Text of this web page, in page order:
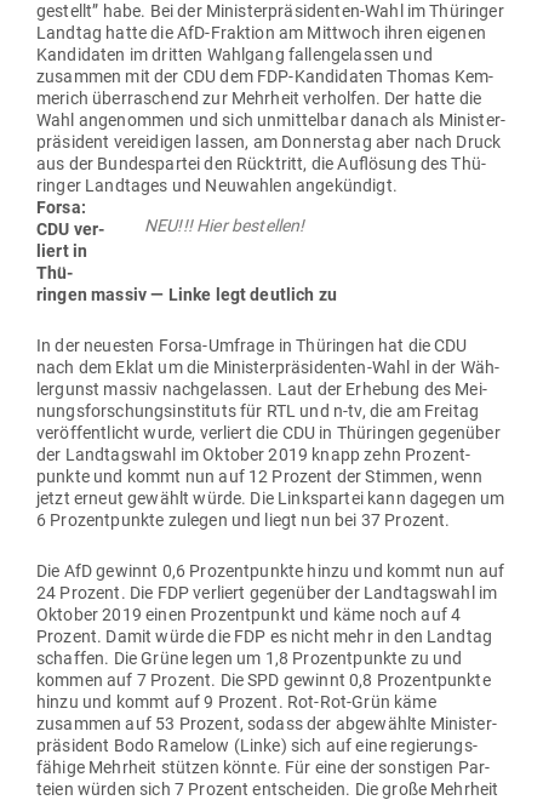
gestellt” habe. Bei der Minis­ter­prä­si­denten-Wahl im Thü­ringer
Landtag hatte die AfD-Fraktion am Mittwoch ihren eigenen
Kan­di­daten im dritten Wahlgang fal­len­ge­lassen und
zusammen mit der CDU dem FDP-Kan­di­daten Thomas Kem­
merich über­ra­schend zur Mehrheit ver­holfen. Der hatte die
Wahl ange­nommen und sich unmit­telbar danach als Minis­ter­
prä­sident ver­ei­digen lassen, am Don­nerstag aber nach Druck
aus der Bun­des­partei den Rück­tritt, die Auf­lösung des Thü­
ringer Land­tages und Neu­wahlen angekündigt.
NEU!!! Hier bestellen!
Forsa:
CDU ver­
liert in
Thü­
ringen massiv — Linke legt deutlich zu
In der neu­esten Forsa-Umfrage in Thü­ringen hat die CDU
nach dem Eklat um die Minis­ter­prä­si­denten-Wahl in der Wäh­
ler­gunst massiv nach­ge­lassen. Laut der Erhebung des Mei­
nungs­for­schungs­in­stituts für RTL und n‑tv, die am Freitag
ver­öf­fent­licht wurde, ver­liert die CDU in Thü­ringen gegenüber
der Land­tagswahl im Oktober 2019 knapp zehn Pro­zent­
punkte und kommt nun auf 12 Prozent der Stimmen, wenn
jetzt erneut gewählt würde. Die Links­partei kann dagegen um
6 Pro­zent­punkte zulegen und liegt nun bei 37 Prozent.
Die AfD gewinnt 0,6 Pro­zent­punkte hinzu und kommt nun auf
24 Prozent. Die FDP ver­liert gegenüber der Land­tagswahl im
Oktober 2019 einen Pro­zent­punkt und käme noch auf 4
Prozent. Damit würde die FDP es nicht mehr in den Landtag
schaffen. Die Grüne legen um 1,8 Pro­zent­punkte zu und
kommen auf 7 Prozent. Die SPD gewinnt 0,8 Pro­zent­punkte
hinzu und kommt auf 9 Prozent. Rot-Rot-Grün käme
zusammen auf 53 Prozent, sodass der abge­wählte Minis­ter­
prä­sident Bodo Ramelow (Linke) sich auf eine regie­rungs­
fähige Mehrheit stützen könnte. Für eine der sons­tigen Par­
teien würden sich 7 Prozent ent­scheiden. Die große Mehrheit